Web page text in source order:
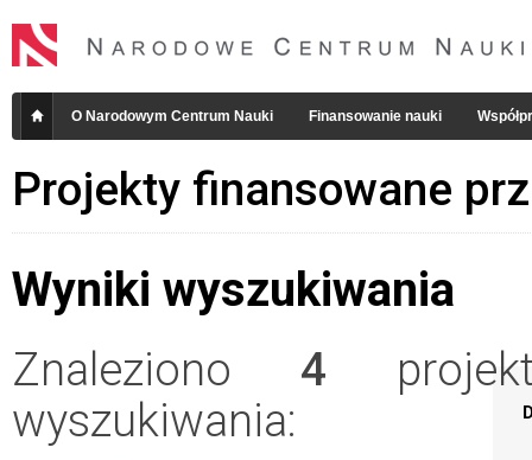
O Narodowym Centrum Nauki Finansowanie nauki
Projekty finansowane
Wyniki wyszukiwania
Znaleziono 4
wyszukiwania: